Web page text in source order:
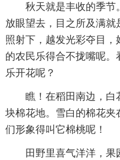
秋天就是丰收的季节
放眼望去，目之所及满
照射下，越发光彩夺目
的农民乐得合不拢嘴呢
乐开花呢？
瞧！在稻田南边，白
块棉花地。雪白的棉花夹
们形象得叫它棉桃呢！
田野里喜气洋洋，